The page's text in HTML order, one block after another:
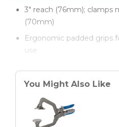
3" reach (76mm); clamps
(70mm)
Ergonomic padded grips
use
assembly
Clamp Adapter and 300-
You Might Also Like